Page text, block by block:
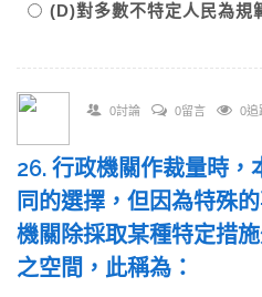
(D)對多數不特定人民為規
0討論 0留言 0追
26. 行政機關作裁量時，
同的選擇，但因為特殊
機關除採取某種特定措
之空間，此稱為：